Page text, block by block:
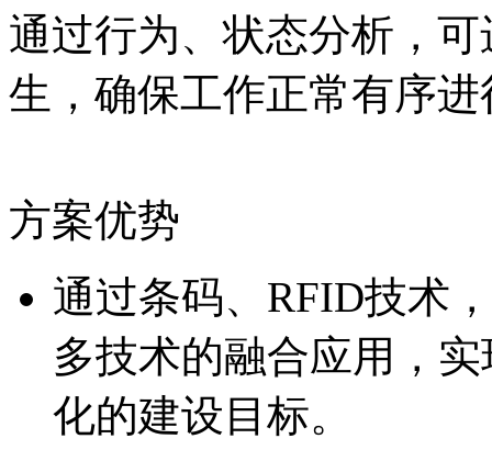
通过行为、状态分析
生，确保工作正常有序
方案优势
通过条码、RFID技术
多技术的融合应用
化的建设目标。